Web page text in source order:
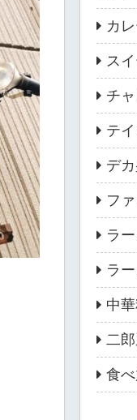
カ
ス
チ
テ
デ
フ
ラ
ラ
中
二
食